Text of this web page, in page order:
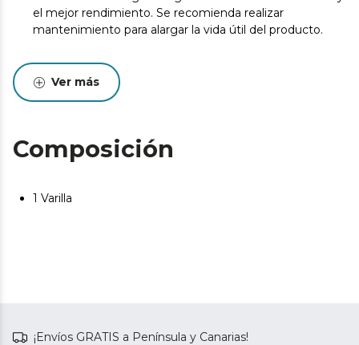
el mejor rendimiento. Se recomienda realizar
mantenimiento para alargar la vida útil del producto.
Ver más
Composición
1 Varilla
¡Envíos GRATIS a Península y Canarias!